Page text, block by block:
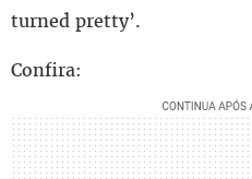
turned pretty’.
Confira: